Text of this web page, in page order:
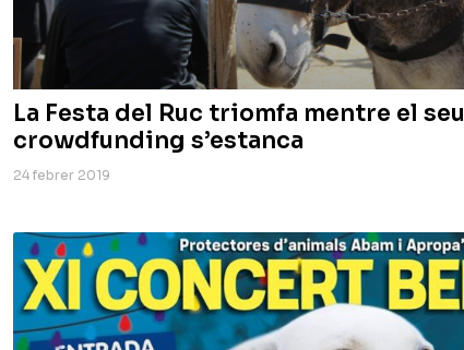
La Festa del Ruc triomfa mentre el seu
crowdfunding s’estanca
24 febrer 2019